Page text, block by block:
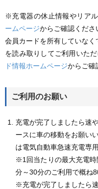
※充電器の休止情報やリアル
ームページからご確認くださ
会員カードを所有していな
を読み取りしてご利用いただ
ド情報ホームページからご確
ご利用のお願い
充電が完了しましたら速
ースに車の移動をお願い
は電気自動車急速充電専用
※1回当たりの最大充電
分～30分のご利用で概ね
※充電が完了しましたら